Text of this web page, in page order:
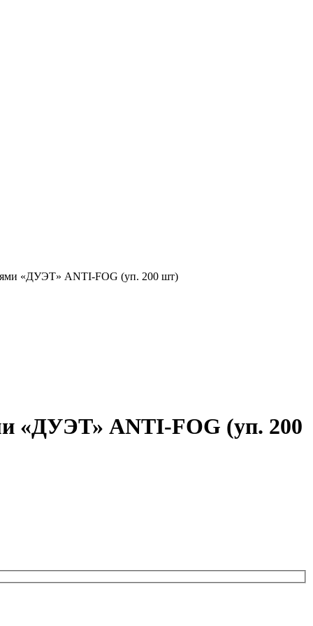
«ДУЭТ» ANTI-FOG (уп. 200 шт)
«ДУЭТ» ANTI-FOG (уп. 200